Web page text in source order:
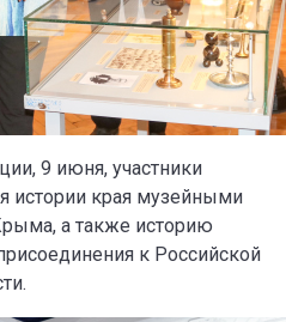
9 июня, участники
истории края музейными
а также историю
к Российской